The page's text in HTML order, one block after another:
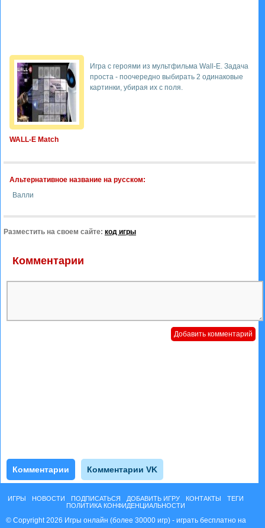
WALL-E Match
Игра с героями из мультфильма Wall-E. Задача
проста - поочередно выбирать 2 одинаковые
картинки, убирая их с поля.
Альтернативное название на русском:
Валли
Разместить на своем сайте: код игры
Комментарии
Комментарии Комментарии VK
ИГРЫ НОВОСТИ ПОДПИСАТЬСЯ ДОБАВИТЬ ИГРУ КОНТАКТЫ
ТЕГИ
ПОЛИТИКА КОНФИДЕНЦИАЛЬНОСТИ
© Copyright 2026 Игры онлайн (более 30000 игр) - играть бесплатно на